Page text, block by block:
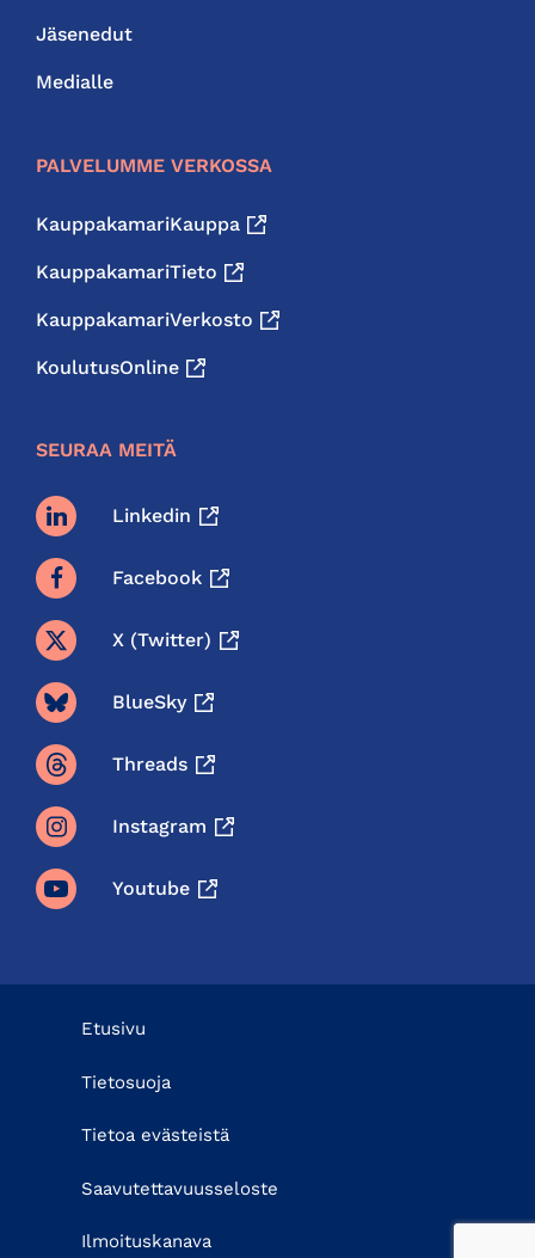
Jäsenedut
Medialle
PALVELUMME VERKOSSA
KauppakamariKauppa
KauppakamariTieto
KauppakamariVerkosto
KoulutusOnline
SEURAA MEITÄ
Linkedin
Facebook
X (twitter)
BlueSky
Threads
Instagram
Youtube
Etusivu
Tietosuoja
Tietoa evästeistä
Saavutettavuusseloste
Ilmoituskanava